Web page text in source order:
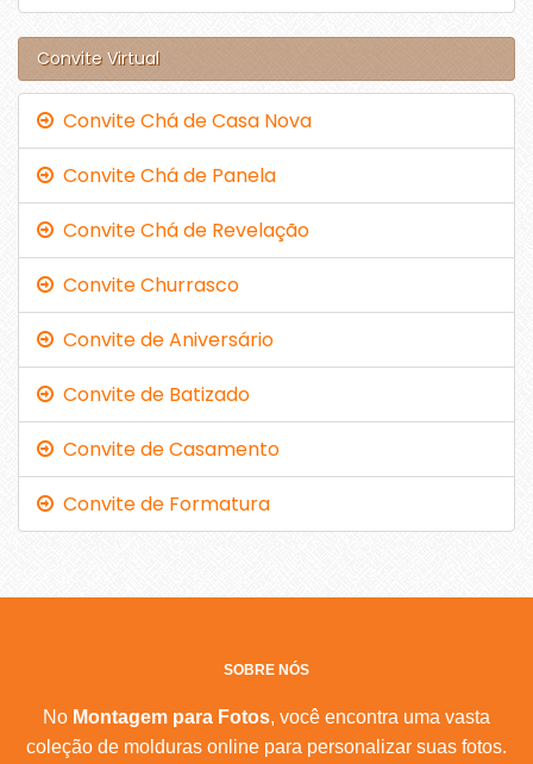
Convite Virtual
Convite Chá de Casa Nova
Convite Chá de Panela
Convite Chá de Revelação
Convite Churrasco
Convite de Aniversário
Convite de Batizado
Convite de Casamento
Convite de Formatura
SOBRE NÓS
No Montagem para Fotos, você encontra uma vasta
coleção de molduras online para personalizar suas fotos.